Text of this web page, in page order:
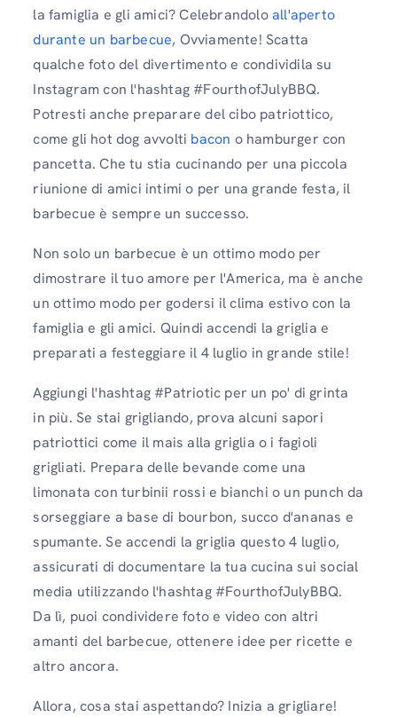
la famiglia e gli amici? Celebrandoloall'aperto
durante un barbecue, Ovviamente! Scatta
qualche foto del divertimento e condividila su
Instagram con l'hashtag #FourthofJulyBBQ.
Potresti anche preparare del cibo patriottico,
come gli hot dog avvolti bacon o hamburger con
pancetta. Che tu stia cucinando per una piccola
riunione di amici intimi o per una grande festa, il
barbecue è sempre un successo.
Non solo un barbecue è un ottimo modo per
dimostrare il tuo amore per l'America, ma è anche
un ottimo modo per godersi il clima estivo con la
famiglia e gli amici. Quindi accendi la griglia e
preparati a festeggiare il 4 luglio in grande stile!
Aggiungi l'hashtag #Patriotic per un po' di grinta
in più. Se stai grigliando, prova alcuni sapori
patriottici come il mais alla griglia o i fagioli
grigliati. Prepara delle bevande come una
limonata con turbinii rossi e bianchi o un punch da
sorseggiare a base di bourbon, succo d'ananas e
spumante. Se accendi la griglia questo 4 luglio,
assicurati di documentare la tua cucina sui social
media utilizzando l'hashtag #FourthofJulyBBQ.
Da lì, puoi condividere foto e video con altri
amanti del barbecue, ottenere idee per ricette e
altro ancora.
Allora, cosa stai aspettando? Inizia a grigliare!